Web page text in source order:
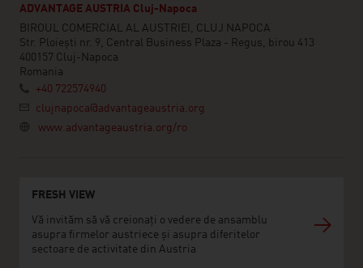
ADVANTAGE AUSTRIA Cluj-Napoca
BIROUL COMERCIAL AL AUSTRIEI, CLUJ NAPOCA
Str. Ploiești nr. 9, Central Business Plaza - Regus, birou 413
400157 Cluj-Napoca
Romania
+40 722574940
clujnapoca@advantageaustria.org
www.advantageaustria.org/ro
FRESH VIEW
Vă invităm să vă creionați o vedere de ansamblu
asupra firmelor austriece și asupra diferitelor
sectoare de activitate din Austria